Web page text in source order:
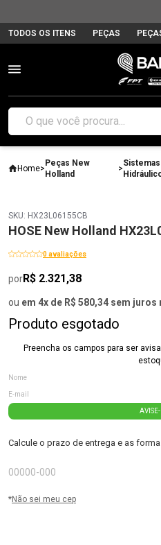
TODOS OS ITENS PEÇAS
Home>
Peças New
Holland
>
Sistemas
SKU: HX23L06155CB
HOSE New Holland
0 avaliações
porR$ 2.321,38
ou em 4x de R$ 580,34 sem juros
Produto esgotado
Preencha os campos para ser
Calcule o prazo de entrega e as
*Não sei meu cep